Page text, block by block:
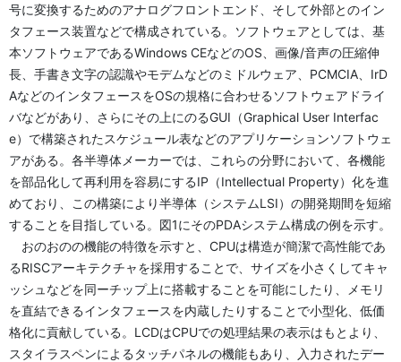
号に変換するためのアナログフロントエンド、そして外部とのイン
タフェース装置などで構成されている。ソフトウェアとしては、基
本ソフトウェアであるWindows CEなどのOS、画像/音声の圧縮伸
長、手書き文字の認識やモデムなどのミドルウェア、PCMCIA、IrD
AなどのインタフェースをOSの規格に合わせるソフトウェアドライ
バなどがあり、さらにその上にのるGUI（Graphical User Interfac
e）で構築されたスケジュール表などのアプリケーションソフトウェ
アがある。各半導体メーカーでは、これらの分野において、各機能
を部品化して再利用を容易にするIP（Intellectual Property）化を進
めており、この構築により半導体（システムLSI）の開発期間を短縮
することを目指している。図1にそのPDAシステム構成の例を示す。
おのおのの機能の特徴を示すと、CPUは構造が簡潔で高性能であ
るRISCアーキテクチャを採用することで、サイズを小さくしてキャ
ッシュなどを同ーチップ上に搭載することを可能にしたり、メモリ
を直結できるインタフェースを内蔵したりすることで小型化、低価
格化に貢献している。LCDはCPUでの処理結果の表示はもとより、
スタイラスペンによるタッチパネルの機能もあり、入力されたデー